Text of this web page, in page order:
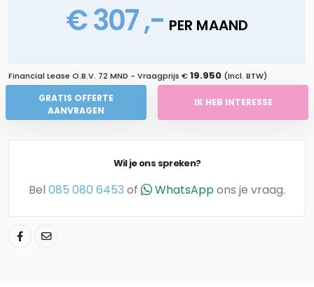
€ 307 ,- PER MAAND
Financial Lease O.B.V. 72 MND - Vraagprijs €19.950 (Incl. BTW)
GRATIS OFFERTE
AANVRAGEN
IK HEB INTERESSE
Wil je ons spreken?
Bel 085 080 6453 of WhatsAppons je vraag.